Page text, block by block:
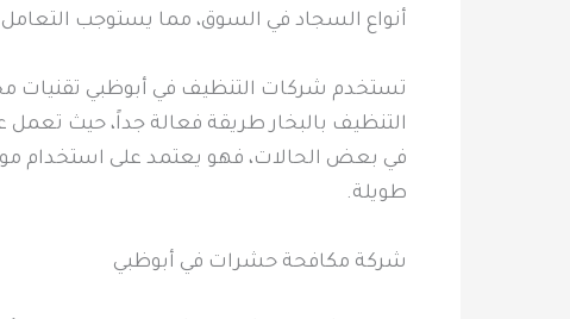
أنواع السجاد في السوق، مما يستوجب
تستخدم شركات التنظيف في أبوظبي تقنيات
التنظيف بالبخار طريقة فعالة جداً، حيث تعمل
في بعض الحالات، فهو يعتمد على استخدام
طويلة.
شركة مكافحة حشرات في أبوظبي